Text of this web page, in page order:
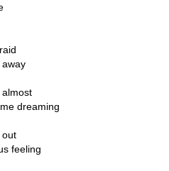
away
dreaming
out
feeling